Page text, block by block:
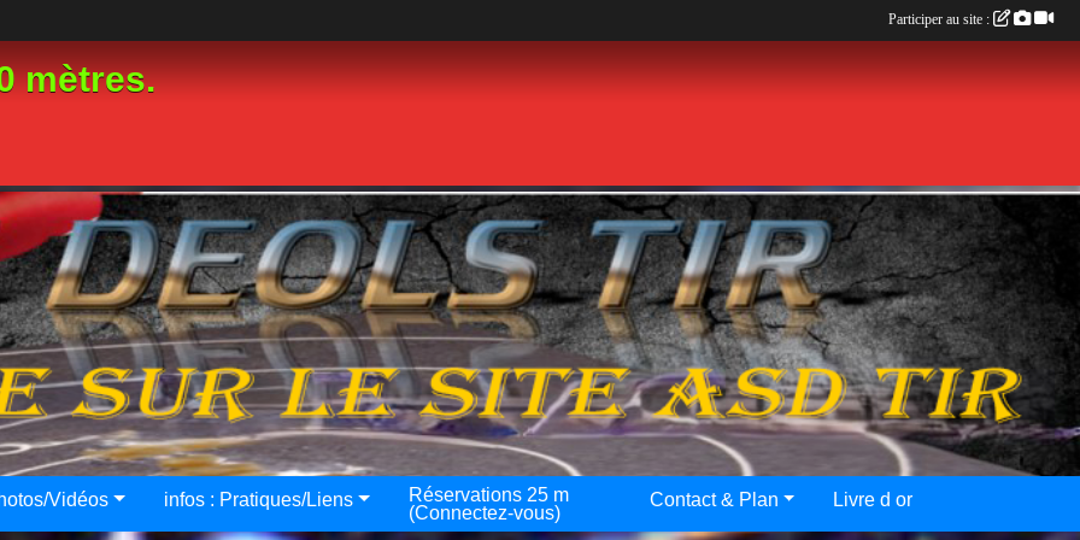
mètres.
Vidéos infos : Pratiques/Liens
Réservations 25 m
(Connectez-vous)
Contact & Plan Livre d or
Participer au site :